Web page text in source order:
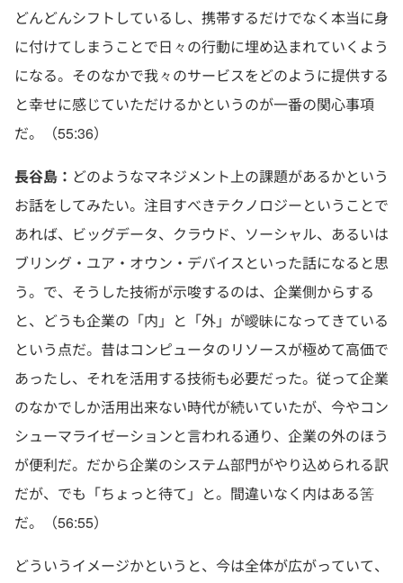
どんどんシフトしているし、携帯するだけでなく本当に身
に付けてしまうことで日々の行動に埋め込まれていくよう
になる。そのなかで我々のサービスをどのように提供する
と幸せに感じていただけるかというのが一番の関心事項
だ。（55:36）
長谷島： どのようなマネジメント上の課題があるかという
お話をしてみたい。注目すべきテクノロジーということで
あれば、ビッグデータ、クラウド、ソーシャル、あるいは
ブリング・ユア・オウン・デバイスといった話になると思
う。で、そうした技術が示唆するのは、企業側からする
と、どうも企業の「内」と「外」が曖昧になってきている
という点だ。昔はコンピュータのリソースが極めて高価で
あったし、それを活用する技術も必要だった。従って企業
のなかでしか活用出来ない時代が続いていたが、今やコン
シューマライゼーションと言われる通り、企業の外のほう
が便利だ。だから企業のシステム部門がやり込められる訳
だが、でも「ちょっと待て」と。間違いなく内はある筈
だ。（56:55）
どういうイメージかというと、今は全体が広がっていて、